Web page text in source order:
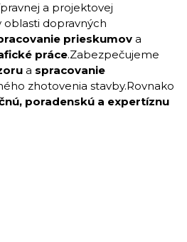
a projektovej
dopravných
prieskumov a
práce.Zabezpečujeme
a spracovanie
zhotovenia stavby.Rovnako
poradenskú a expertíznu